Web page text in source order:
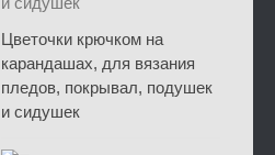
Цветочки крючком на
карандашах, для вязания
пледов, покрывал, подушек
и сидушек